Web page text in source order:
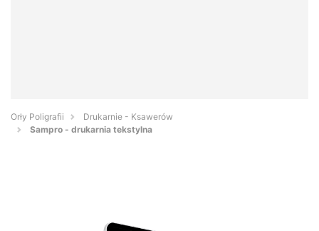
Orły Poligrafii
Drukarnie - Ksawerów
Sampro - drukarnia tekstylna